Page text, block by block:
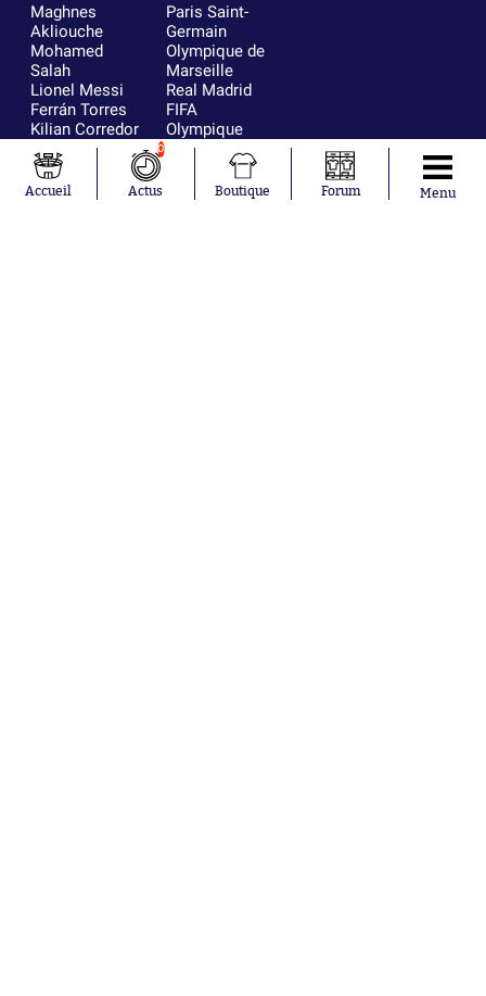
Maghnes
Akliouche
Mohamed
Salah
Lionel Messi
Ferrán Torres
Kilian Corredor
Franco
Mastantuono
Orel Mangala
Paris Saint-
Germain
Olympique de
Marseille
Real Madrid
FIFA
Olympique
lyonnais
AS Monaco
FC Barcelone
Accueil
0
Actus Boutique Forum Menu